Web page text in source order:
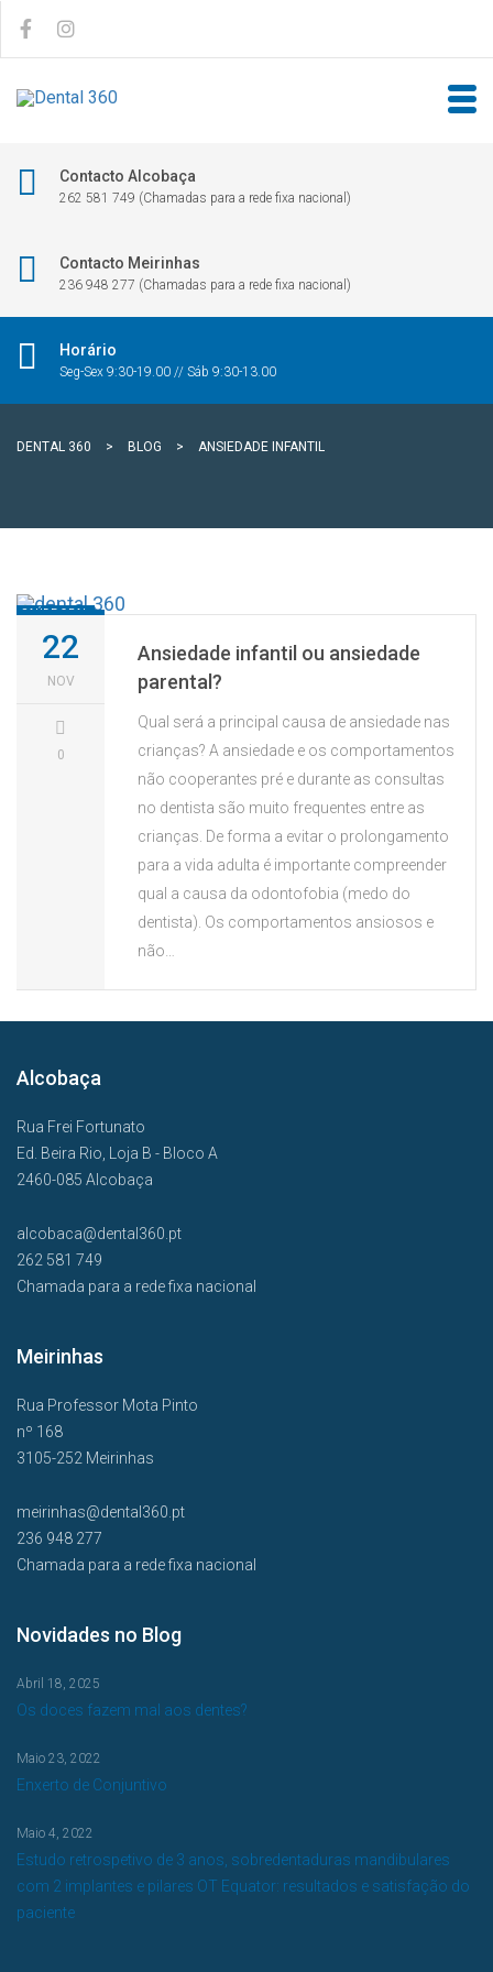
Contacto Alcobaça
262 581 749 (Chamadas para a rede fixa nacional)
Contacto Meirinhas
236 948 277 (Chamadas para a rede fixa nacional)
Horário
Seg-Sex 9:30-19.00 // Sáb 9:30-13.00
DENTAL 360 > BLOG > ANSIEDADE INFANTIL
SAÚDE ORAL
22
NOV
0
Ansiedade infantil ou ansiedade
parental?
Qual será a principal causa de ansiedade nas
crianças? A ansiedade e os comportamentos
não cooperantes pré e durante as consultas
no dentista são muito frequentes entre as
crianças. De forma a evitar o prolongamento
para a vida adulta é importante compreender
qual a causa da odontofobia (medo do
dentista). Os comportamentos ansiosos e
não…
Alcobaça
Rua Frei Fortunato
Ed. Beira Rio, Loja B - Bloco A
2460-085 Alcobaça
alcobaca@dental360.pt
262 581 749
Chamada para a rede fixa nacional
Meirinhas
Rua Professor Mota Pinto
nº 168
3105-252 Meirinhas
meirinhas@dental360.pt
236 948 277
Chamada para a rede fixa nacional
Novidades no Blog
Os doces fazem mal aos dentes?
Abril 18, 2025
Enxerto de Conjuntivo
Maio 23, 2022
Estudo retrospetivo de 3 anos, sobredentaduras mandibulares
com 2 implantes e pilares OT Equator: resultados e satisfação do
paciente
Maio 4, 2022